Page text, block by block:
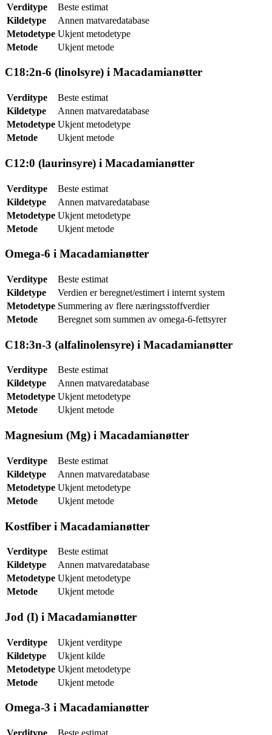
Verditype
Beste estimat
Kildetype
Annen matvaredatabase
Metodetype Ukjent metodetype
Metode
Ukjent metode
C18:2n-6 (linolsyre) i Macadamianøtter
Verditype
Beste estimat
Kildetype
Annen matvaredatabase
Metodetype Ukjent metodetype
Metode
Ukjent metode
C12:0 (laurinsyre) i Macadamianøtter
Verditype
Beste estimat
Kildetype
Annen matvaredatabase
Metodetype Ukjent metodetype
Metode
Ukjent metode
Omega-6 i Macadamianøtter
Verditype
Beste estimat
Kildetype
Verdien er beregnet/estimert i internt system
Metodetype Summering av flere næringsstoffverdier
Metode
Beregnet som summen av omega-6-fettsyrer
C18:3n-3 (alfalinolensyre) i Macadamianøtter
Verditype
Beste estimat
Kildetype
Annen matvaredatabase
Metodetype Ukjent metodetype
Metode
Ukjent metode
Magnesium (Mg) i Macadamianøtter
Verditype
Beste estimat
Kildetype
Annen matvaredatabase
Metodetype Ukjent metodetype
Metode
Ukjent metode
Kostfiber i Macadamianøtter
Verditype
Beste estimat
Kildetype
Annen matvaredatabase
Metodetype Ukjent metodetype
Metode
Ukjent metode
Jod (I) i Macadamianøtter
Verditype
Ukjent verditype
Kildetype
Ukjent kilde
Metodetype Ukjent metodetype
Metode
Ukjent metode
Omega-3 i Macadamianøtter